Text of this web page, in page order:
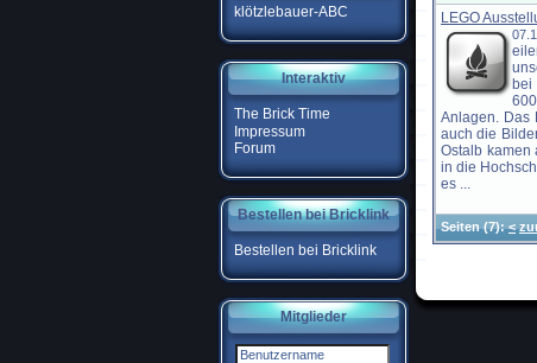
klötzlebauer-ABC
Interaktiv
The Brick Time
Impressum
Forum
Bestellen bei Bricklink
Bestellen bei Bricklink
Mitglieder
LEGO
bei
Anlagen. Das
auch die
Ostalb kamen
in die
es ...
Seiten(7):<